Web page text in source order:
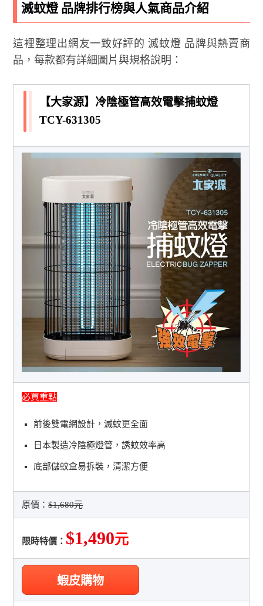
滅蚊燈 品牌排行榜與人氣商品介紹
這裡整理出網友一致好評的 滅蚊燈 品牌與熱賣商
品，每款都有詳細圖片與規格說明：
【大家源】冷陰極管高效電擊捕蚊燈
TCY-631305
必買重點
前後雙電網設計，滅蚊更全面
日本製造冷陰極燈管，誘蚊效率高
底部儲蚊盒易拆裝，清潔方便
原價：$1,680元
限時特價： $1,490元
蝦皮購物